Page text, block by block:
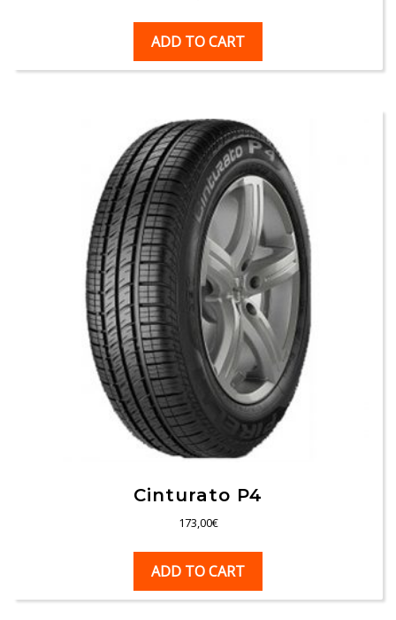
ADD TO CART
Cinturato P4
173,00€
ADD TO CART